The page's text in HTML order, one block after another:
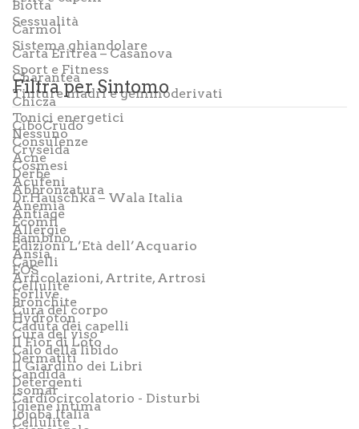
Sessualità
Sistema ghiandolare
Sport e Fitness
Tinture madri e gemmoderivati
Tonici energetici
Consulenze
Cosmesi
Abbronzatura
Antiage
Bambino
Capelli
Cellulite
Cura del corpo
Cura del viso
Dermatiti
Detergenti
Igiene intima
Biotta
Carmol
Carta Eritrea – Casanova
Charantea
Chicza
CiboCrudo
Cryseida
Derbe
Dr.Hauschka – Wala Italia
Ecomil
Edizioni L’Età dell’Acquario
EOS
Forlive
Hydroton
Il Fior di Loto
Il Giardino dei Libri
Isomar
Jojoba Italia
Filtra per Sintomo
Nessuno
Acne
Acufeni
Anemia
Allergie
Ansia
Articolazioni, Artrite, Artrosi
Bronchite
Caduta dei capelli
Calo della libido
Candida
Cardiocircolatorio - Disturbi
Cellulite